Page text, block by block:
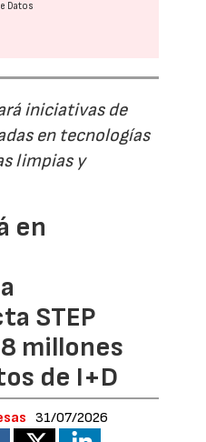
Datos
iniciativas de
en tecnologías
limpias y
en
STEP
millones
de I+D
31/07/2026